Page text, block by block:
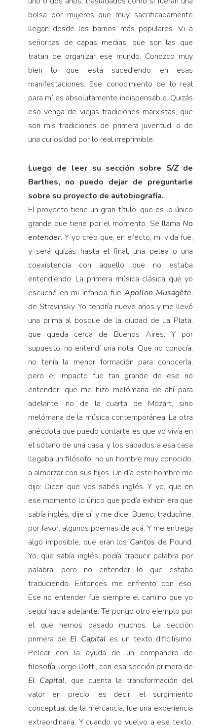
bolsa por mujeres que muy sacrificadamente
llegan desde los barrios más populares. Vi a
señoritas de capas medias, que son las que
tratan de organizar ese mundo. Conozco muy
bien lo que está sucediendo en esas
manifestaciones. Ese conocimiento de lo real
para mí es absolutamente indispensable. Quizás
eso venga de viejas tradiciones marxistas, que
son mis tradiciones de primera juventud, o de
una curiosidad por lo real irreprimible.
Luego de leer su sección sobreS/Zde
Barthes, no puedo dejar de preguntarle
sobre su proyecto de autobiografía.
El proyecto tiene un gran título, que es lo único
grande que tiene por el momento. Se llama No
entender. Y yo creo que, en efecto, mi vida fue,
y será quizás hasta el final, una pelea o una
coexistencia con aquello que no estaba
entendiendo. La primera música clásica que yo
escuché en mi infancia fue Apollon Musagète,
de Stravinsky. Yo tendría nueve años y me llevó
una prima al bosque de la ciudad de La Plata,
que queda cerca de Buenos Aires. Y por
supuesto, no entendí una nota. Que no conocía,
no tenía la menor formación para conocerla,
pero el impacto fue tan grande de ese no
entender, que me hizo melómana de ahí para
adelante, no de la cuarta de Mozart, sino
melómana de la música contemporánea. La otra
anécdota que puedo contarte es que yo vivía en
el sótano de una casa, y los sábados a esa casa
llegaba un filósofo, no un hombre muy conocido,
a almorzar con sus hijos. Un día este hombre me
dijo: Dicen que vos sabés inglés. Y yo, que en
ese momento lo único que podía exhibir era que
sabía inglés, dije sí, y me dice: Bueno, traducíme,
por favor, algunos poemas de acá. Y me entrega
algo imposible, que eran los Cantos de Pound.
Yo, que sabía inglés, podía traducir palabra por
palabra, pero no entender lo que estaba
traduciendo. Entonces me enfrento con eso.
Ese no entender fue siempre el camino que yo
seguí hacia adelante. Te pongo otro ejemplo por
el que hemos pasado muchos. La sección
primera de El Capital es un texto dificilísimo.
Pelear con la ayuda de un compañero de
filosofía, Jorge Dotti, con esa sección primera de
El Capital, que cuenta la transformación del
valor en precio, es decir, el surgimiento
conceptual de la mercancía, fue una experiencia
extraordinaria. Y cuando yo vuelvo a ese texto,